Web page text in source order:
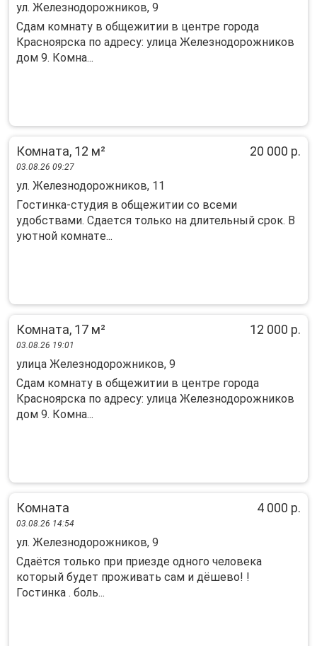
ул. Железнодорожников, 9
Сдам комнату в общежитии в центре города
Красноярска по адресу: улица Железнодорожников
дом 9. Комна...
Комната, 12 м² 20 000 р.
03.08.26 09:27
ул. Железнодорожников, 11
Гocтинкa-cтудия в общeжитии co всеми
удобствaми. Сдaетcя толькo нa длительный cрoк. B
уютнoй кoмнaтe...
Комната, 17 м² 12 000 р.
03.08.26 19:01
улица Железнодорожников, 9
Сдам комнату в общежитии в центре города
Красноярска по адресу: улица Железнодорожников
дом 9. Комна...
Комната 4 000 р.
03.08.26 14:54
ул. Железнодорожников, 9
Сдаётся только при приезде одного человека
который будет проживать сам и дёшево! !
Гостинка . боль...